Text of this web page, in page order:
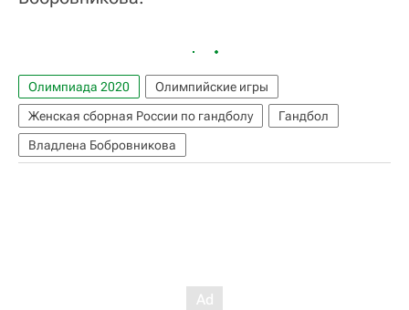
Олимпиада 2020
Олимпийские игры
Женская сборная России по гандболу
Гандбол
Владлена Бобровникова